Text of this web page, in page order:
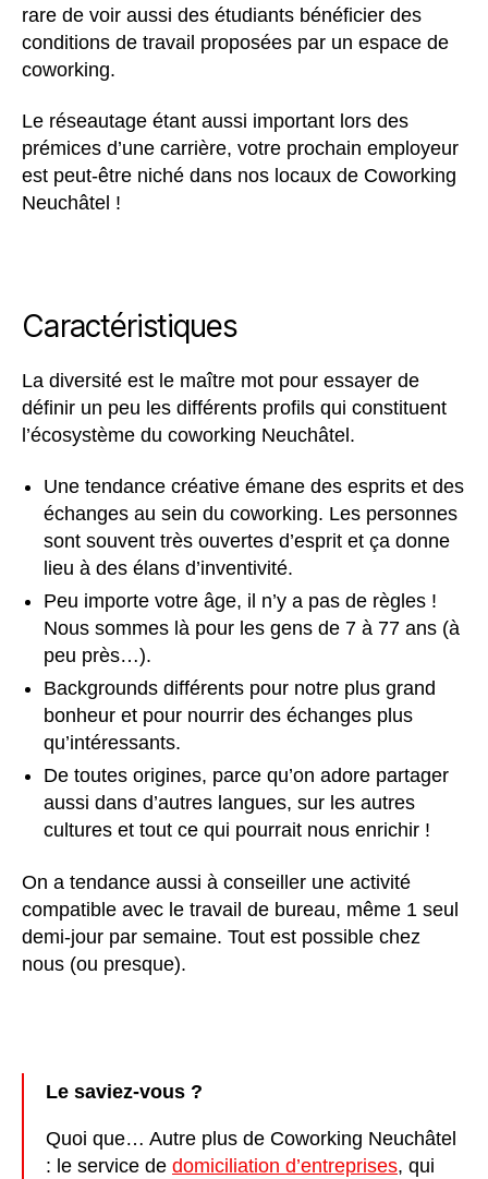
rare de voir aussi des étudiants bénéficier des
conditions de travail proposées par un espace de
coworking.
Le réseautage étant aussi important lors des
prémices d’une carrière, votre prochain employeur
est peut-être niché dans nos locaux de Coworking
Neuchâtel !
Caractéristiques
La diversité est le maître mot pour essayer de
définir un peu les différents profils qui constituent
l’écosystème du coworking Neuchâtel.
Une tendance créative émane des esprits et des
échanges au sein du coworking. Les personnes
sont souvent très ouvertes d’esprit et ça donne
lieu à des élans d’inventivité.
Peu importe votre âge, il n’y a pas de règles !
Nous sommes là pour les gens de 7 à 77 ans (à
peu près…).
Backgrounds différents pour notre plus grand
bonheur et pour nourrir des échanges plus
qu’intéressants.
De toutes origines, parce qu’on adore partager
aussi dans d’autres langues, sur les autres
cultures et tout ce qui pourrait nous enrichir !
On a tendance aussi à conseiller une activité
compatible avec le travail de bureau, même 1 seul
demi-jour par semaine. Tout est possible chez
nous (ou presque).
Le saviez-vous ?
Quoi que… Autre plus de Coworking Neuchâtel
: le service de domiciliation d’entreprises, qui